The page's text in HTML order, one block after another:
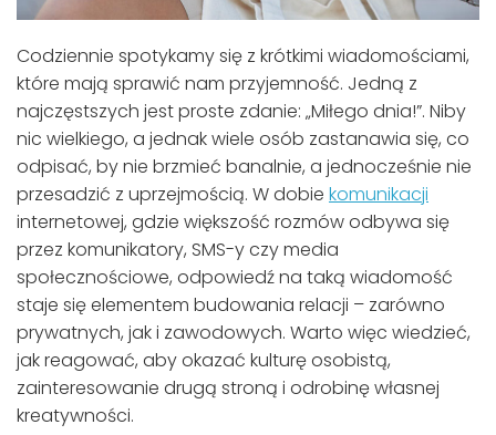
Codziennie spotykamy się z krótkimi wiadomościami,
które mają sprawić nam przyjemność. Jedną z
najczęstszych jest proste zdanie: „Miłego dnia!”. Niby
nic wielkiego, a jednak wiele osób zastanawia się, co
odpisać, by nie brzmieć banalnie, a jednocześnie nie
przesadzić z uprzejmością. W dobie komunikacji
internetowej, gdzie większość rozmów odbywa się
przez komunikatory, SMS-y czy media
społecznościowe, odpowiedź na taką wiadomość
staje się elementem budowania relacji – zarówno
prywatnych, jak i zawodowych. Warto więc wiedzieć,
jak reagować, aby okazać kulturę osobistą,
zainteresowanie drugą stroną i odrobinę własnej
kreatywności.